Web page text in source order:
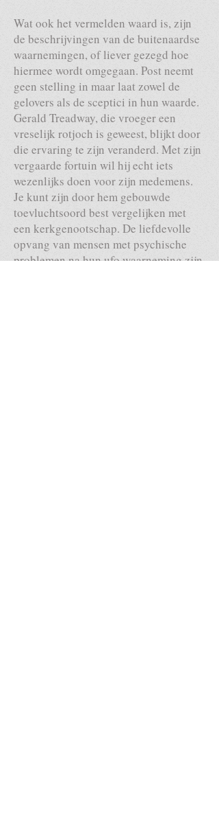
Wat ook het vermelden waard is, zijn
de beschrijvingen van de buitenaardse
waarnemingen, of liever gezegd hoe
hiermee wordt omgegaan. Post neemt
geen stelling in maar laat zowel de
gelovers als de sceptici in hun waarde.
Gerald Treadway, die vroeger een
vreselijk rotjoch is geweest, blijkt door
die ervaring te zijn veranderd. Met zijn
vergaarde fortuin wil hij echt iets
wezenlijks doen voor zijn medemens.
Je kunt zijn door hem gebouwde
toevluchtsoord best vergelijken met
een kerkgenootschap. De liefdevolle
opvang van mensen met psychische
problemen na hun ufo waarneming zijn